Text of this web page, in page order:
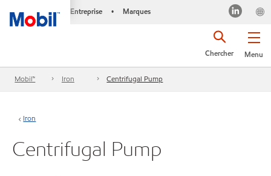
Entreprise • Marques
Menu
Chercher
Mobil™ Iron Centrifugal Pump
Iron
Centrifugal Pump